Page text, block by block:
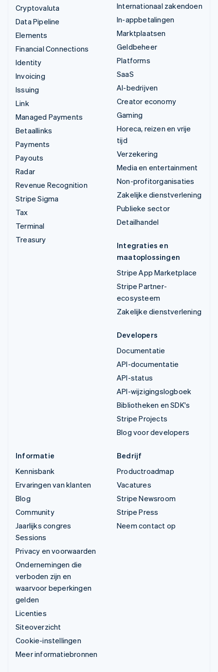
Cryptovaluta
Data Pipeline
Elements
Financial Connections
Identity
Invoicing
Issuing
Link
Managed Payments
Betaallinks
Payments
Payouts
Radar
Revenue Recognition
Stripe Sigma
Tax
Terminal
Treasury
Internationaal zakendoen
In-appbetalingen
Marktplaatsen
Geldbeheer
Platforms
SaaS
AI-bedrijven
Creator economy
Gaming
Horeca, reizen en vrije
tijd
Verzekering
Media en entertainment
Non-profitorganisaties
Zakelijke dienstverlening
Publieke sector
Detailhandel
Integraties en
maatoplossingen
Stripe App Marketplace
Stripe Partner-
ecosysteem
Zakelijke dienstverlening
Developers
Documentatie
API-documentatie
API-status
API-wijzigingslogboek
Bibliotheken en SDK's
Stripe Projects
Blog voor developers
Informatie
Kennisbank
Ervaringen van klanten
Blog
Community
Jaarlijks congres
Sessions
Privacy en voorwaarden
Ondernemingen die
verboden zijn en
waarvoor beperkingen
gelden
Licenties
Siteoverzicht
Cookie-instellingen
Meer informatiebronnen
Bedrijf
Productroadmap
Vacatures
Stripe Newsroom
Stripe Press
Neem contact op